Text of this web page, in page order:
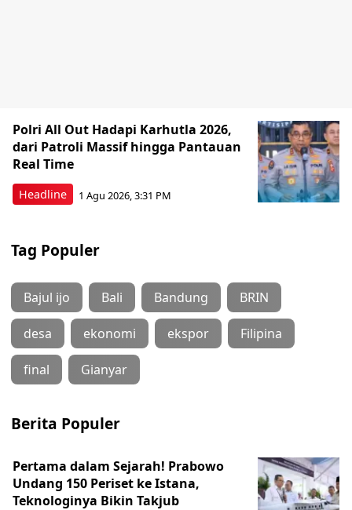
Headline
Polri All Out Hadapi Karhutla 2026,
dari Patroli Massif hingga Pantauan
Real Time
1 Agu 2026, 3:31 PM
Tag Populer
Bajul ijo Bali Bandung BRIN
desa ekonomi ekspor Filipina
final Gianyar
Berita Populer
Pertama dalam Sejarah! Prabowo
Undang 150 Periset ke Istana,
Teknologinya Bikin Takjub